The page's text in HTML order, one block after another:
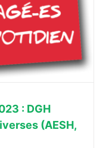
: DGH
(AESH,